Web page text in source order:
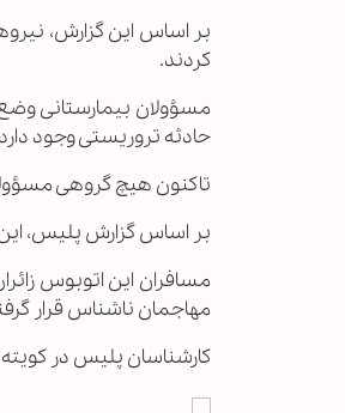
بر اساس این گزارش،
کردند.
مسؤولان بیمارستانی وضع
حادثه تروریستی وجود
تاکنون هیچ گروهی
بر اساس گزارش پلیس،
مسافران این اتوبوس
مهاجمان ناشناس قرار
کارشناسان پلیس در کویته اعلام کردند در این